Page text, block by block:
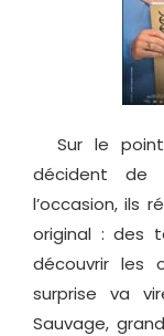
Sur le point
décident de
l’occasion, ils
original : des
découvrir les
surprise va
Sauvage,